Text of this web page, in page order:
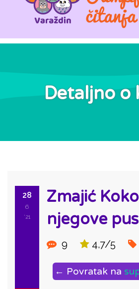
Detaljno o
28
6
'21
Zmajić
njegove
9 4,7/5
← Povratak na